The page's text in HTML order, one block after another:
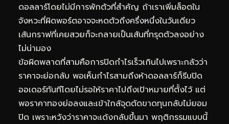
ดอลลาร์โดยไม่มีการพักตัวที่สำคัญ ถ้าเราเพิ่มล็อตใน
จังหวะที่ผิดพอร์ตอาจจะหดตัวถึงครึ่งหนึ่งในวันเดียว
เส้นกราฟที่เคยสวยก็จะกลายเป็นเส้นที่ทรุดตัวลงอย่าง
ไม่น่ามอง
ข้อผิดพลาดที่สามคือการปิดกำไรเร็วเกินไปเพราะกลัวว่า
ราคาจะย่อกลับ พอเห็นกำไรสามถึงห้าดอลลาร์ก็รีบปิด
ออเดอร์ทันทีโดยไม่รอให้ราคาไปถึงเป้าหมายที่ตั้งไว้ แต่
พอราคาทองย่อลงและเข้าใกล้จุดตัดขาดทุนกลับไม่ยอม
ปิด เพราะหวังว่าราคาจะเด้งกลับขึ้นมา พฤติกรรมแบบนี้